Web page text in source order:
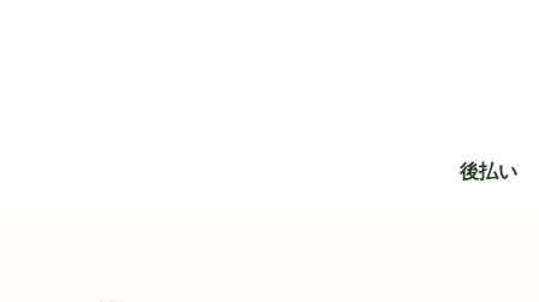
後払い